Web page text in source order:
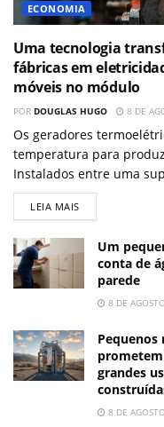
ECONOMIA
Uma tecnologia
fábricas em
móveis no módulo
POR DOUGLAS HUGO 8 DE
Os geradores
temperatura para
Instalados entre uma
LEIA MAIS
Um
conta de
parede
8 DE
Pequenos
grandes
8 DE